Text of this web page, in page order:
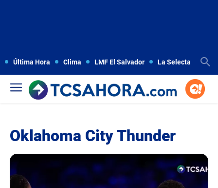
Última Hora Clima LMF El Salvador La Selecta
Oklahoma City Thunder